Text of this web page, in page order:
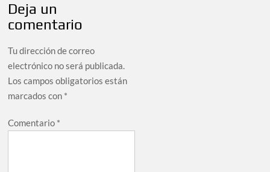
Deja un
comentario
Tu dirección de correo
electrónico no será publicada.
Los campos obligatorios están
marcados con *
Comentario *